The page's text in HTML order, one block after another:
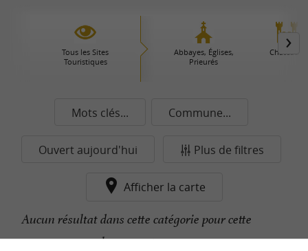
Tous les Sites
Touristiques
Abbayes, Églises,
Prieurés
Châteaux
Mots clés... Commune...
Ouvert aujourd'hui Plus de filtres
Afficher la carte
Aucun résultat dans cette catégorie pour cette
commune pour le moment...